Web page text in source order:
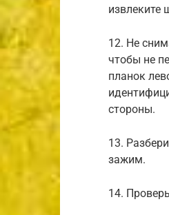
извлеките
12. Не
чтобы не
планок
стороны.
13.
зажим.
14.